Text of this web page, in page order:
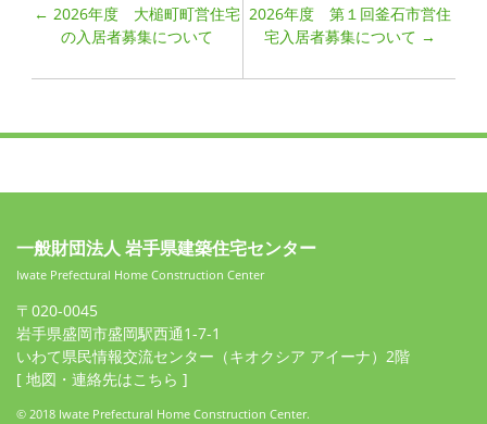
← 2026年度 大槌町町営住宅
の入居者募集について
2026年度 第１回釜石市営住
宅入居者募集について →
一般財団法人 岩手県建築住宅センター
Iwate Prefectural Home Construction Center
〒020-0045
岩手県盛岡市盛岡駅西通1-7-1
いわて県民情報交流センター（キオクシア アイーナ）2階
[ 地図・連絡先はこちら ]
© 2018 Iwate Prefectural Home Construction Center.